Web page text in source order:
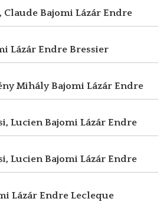
Claude Bajomi Lázár Endre
Lázár Endre Bressier
MihályBajomi Lázár Endre
LucienBajomi Lázár Endre
LucienBajomi Lázár Endre
Lázár Endre Lecleque